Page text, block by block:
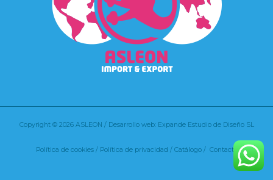
Copyright © 2026 ASLEON / Desarrollo web: Expande Estudio de Diseño SL
Política de cookies/ Política de privacidad / Catálogo / Contacto